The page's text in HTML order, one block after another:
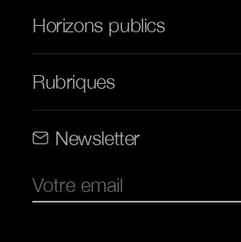
Horizons publics
Rubriques
Newsletter